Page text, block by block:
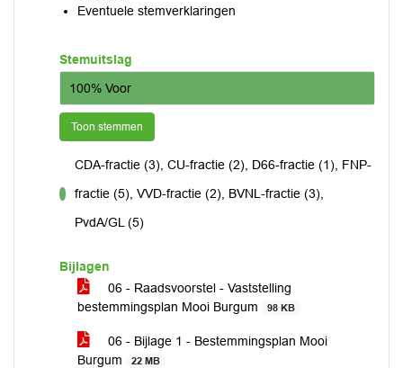
Eventuele stemverklaringen
Stemuitslag
100% Voor
Toon stemmen
CDA-fractie (3), CU-fractie (2), D66-fractie (1), FNP-
fractie (5), VVD-fractie (2), BVNL-fractie (3),
PvdA/GL (5)
Bijlagen
06 - Raadsvoorstel - Vaststelling
bestemmingsplan Mooi Burgum
98 KB
06 - Bijlage 1 - Bestemmingsplan Mooi
Burgum
22 MB